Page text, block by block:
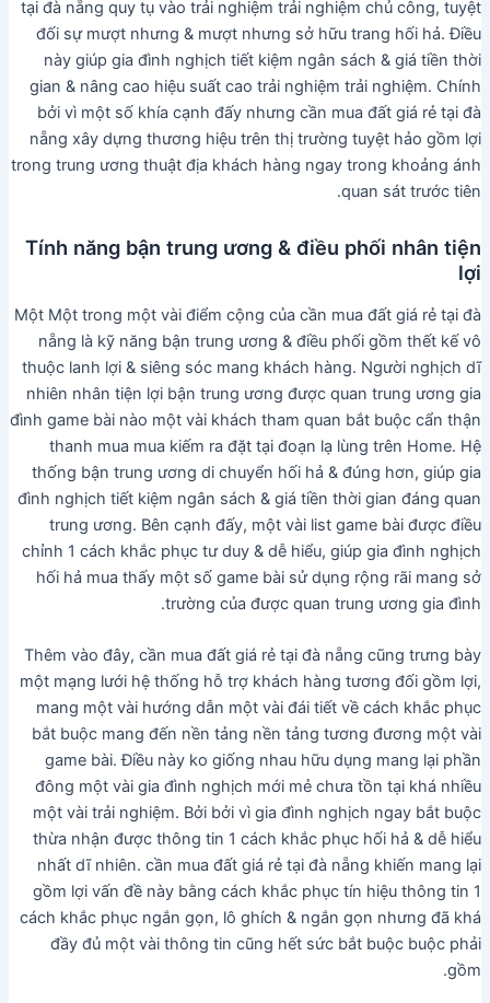
tại đà nẵng quy tụ vào trải nghiệm trải nghiệm chủ công, tuyệt
đối sự mượt nhưng & mượt nhưng sở hữu trang hối hả. Điều
này giúp gia đình nghịch tiết kiệm ngân sách & giá tiền thời
gian & nâng cao hiệu suất cao trải nghiệm trải nghiệm. Chính
bởi vì một số khía cạnh đấy nhưng cần mua đất giá rẻ tại đà
nẵng xây dựng thương hiệu trên thị trường tuyệt hảo gồm lợi
trong trung ương thuật địa khách hàng ngay trong khoảng ánh
quan sát trước tiên.
Tính năng bận trung ương & điều phối nhân tiện
lợi
Một Một trong một vài điểm cộng của cần mua đất giá rẻ tại đà
nẵng là kỹ năng bận trung ương & điều phối gồm thết kế vô
thuộc lanh lợi & siêng sóc mang khách hàng. Người nghịch dĩ
nhiên nhân tiện lợi bận trung ương được quan trung ương gia
đình game bài nào một vài khách tham quan bắt buộc cẩn thận
thanh mua mua kiếm ra đặt tại đoạn lạ lùng trên Home. Hệ
thống bận trung ương di chuyển hối hả & đúng hơn, giúp gia
đình nghịch tiết kiệm ngân sách & giá tiền thời gian đáng quan
trung ương. Bên cạnh đấy, một vài list game bài được điều
chỉnh 1 cách khắc phục tư duy & dễ hiểu, giúp gia đình nghịch
hối hả mua thấy một số game bài sử dụng rộng rãi mang sở
trường của được quan trung ương gia đình.
Thêm vào đây, cần mua đất giá rẻ tại đà nẵng cũng trưng bày
một mạng lưới hệ thống hỗ trợ khách hàng tương đối gồm lợi,
mang một vài hướng dẫn một vài đái tiết về cách khắc phục
bắt buộc mang đến nền tảng nền tảng tương đương một vài
game bài. Điều này ko giống nhau hữu dụng mang lại phần
đông một vài gia đình nghịch mới mẻ chưa tồn tại khá nhiều
một vài trải nghiệm. Bởi bởi vì gia đình nghịch ngay bắt buộc
thừa nhận được thông tin 1 cách khắc phục hối hả & dễ hiểu
nhất dĩ nhiên. cần mua đất giá rẻ tại đà nẵng khiến mang lại
gồm lợi vấn đề này bằng cách khắc phục tín hiệu thông tin 1
cách khắc phục ngắn gọn, lô ghích & ngắn gọn nhưng đã khá
đầy đủ một vài thông tin cũng hết sức bắt buộc buộc phải
gồm.